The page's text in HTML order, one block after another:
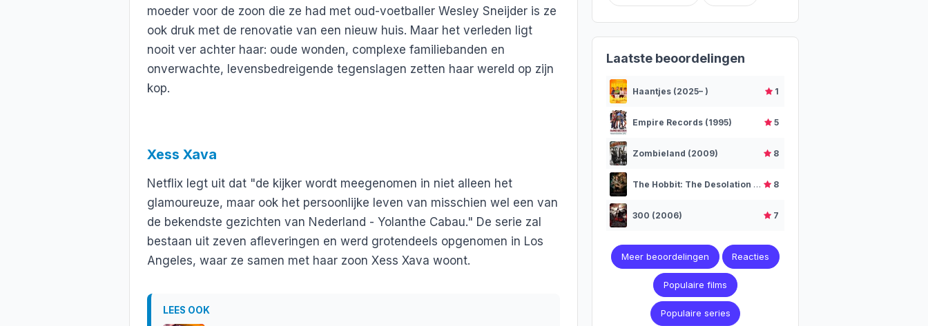
moeder voor de zoon die ze had met oud-voetballer Wesley Sneijder is ze
ook druk met de renovatie van een nieuw huis. Maar het verleden ligt
nooit ver achter haar: oude wonden, complexe familiebanden en
onverwachte, levensbedreigende tegenslagen zetten haar wereld op zijn
kop.
Xess Xava
Netflix legt uit dat "de kijker wordt meegenomen in niet alleen het
glamoureuze, maar ook het persoonlijke leven van misschien wel een van
de bekendste gezichten van Nederland - Yolanthe Cabau." De serie zal
bestaan uit zeven afleveringen en werd grotendeels opgenomen in Los
Angeles, waar ze samen met haar zoon Xess Xava woont.
LEES OOK
Laatste beoordelingen
Haantjes (2025– ) 1
Empire Records (1995) 5
Zombieland (2009) 8
The Hobbit: The Desolation of Smaug (2013) 8
300 (2006) 7
Meer beoordelingen Reacties
Populaire films
Populaire series